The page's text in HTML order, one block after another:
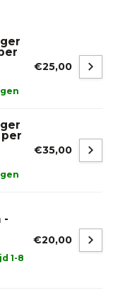
€25,00
€35,00
-
1-8
€20,00